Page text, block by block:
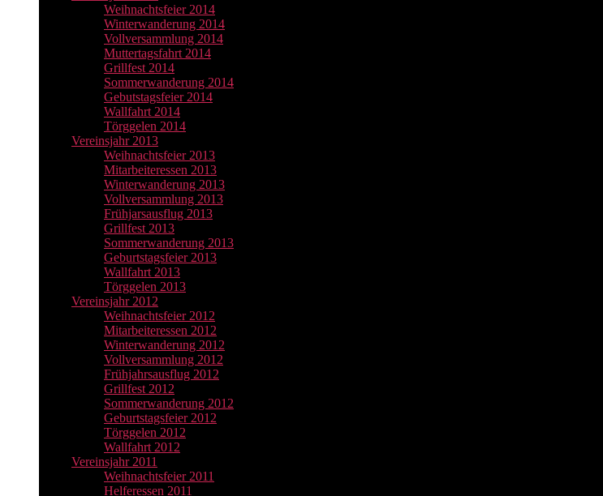
Weihnachtsfeier 2014
Winterwanderung 2014
Vollversammlung 2014
Muttertagsfahrt 2014
Grillfest 2014
Sommerwanderung 2014
Gebutstagsfeier 2014
Wallfahrt 2014
Törggelen 2014
Vereinsjahr 2013
Weihnachtsfeier 2013
Mitarbeiteressen 2013
Winterwanderung 2013
Vollversammlung 2013
Frühjarsausflug 2013
Grillfest 2013
Sommerwanderung 2013
Geburtstagsfeier 2013
Wallfahrt 2013
Törggelen 2013
Vereinsjahr 2012
Weihnachtsfeier 2012
Mitarbeiteressen 2012
Winterwanderung 2012
Vollversammlung 2012
Frühjahrsausflug 2012
Grillfest 2012
Sommerwanderung 2012
Geburtstagsfeier 2012
Törggelen 2012
Wallfahrt 2012
Vereinsjahr 2011
Weihnachtsfeier 2011
Helferessen 2011